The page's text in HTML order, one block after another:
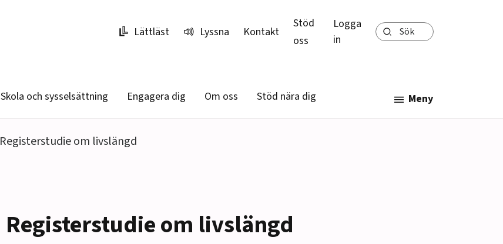
Lättläst Lyssna Kontakt
Stöd
oss
Logga
in
Sök
Skola och sysselsättning Engagera dig Om oss Stöd nära dig Meny
Registerstudie om livslängd
Registerstudie om livslängd